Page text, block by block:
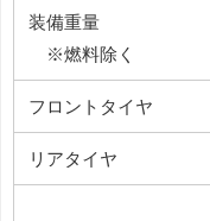
装備重量
※燃料除く
フロントタイヤ
リアタイヤ